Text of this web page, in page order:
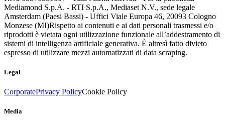
Mediamond S.p.A. - RTI S.p.A., Mediaset N.V., sede legale
Amsterdam (Paesi Bassi) - Uffici Viale Europa 46, 20093 Cologno
Monzese (MI)Rispetto ai contenuti e ai dati personali trasmessi e/o
riprodotti è vietata ogni utilizzazione funzionale all’addestramento di
sistemi di intelligenza artificiale generativa. È altresì fatto divieto
espresso di utilizzare mezzi automatizzati di data scraping.
Legal
CorporatePrivacy PolicyCookie Policy
Media